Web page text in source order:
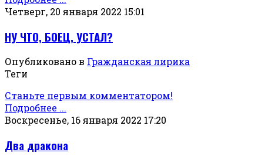
Четверг, 20 января 2022 15:01
НУ ЧТО, БОЕЦ, УСТАЛ?
Опубликовано в Гражданская лирика
Теги
Станьте первым комментатором!
Подробнее ...
Воскресенье, 16 января 2022 17:20
Два дракона